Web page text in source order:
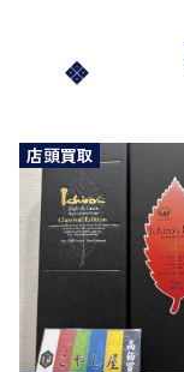
店頭買取